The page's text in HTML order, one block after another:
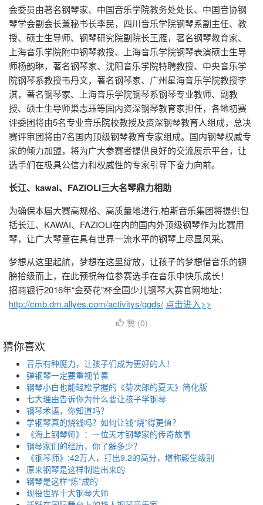
会委员由著名钢琴家、中国音乐学院教务处处长、中国音协钢
琴学会副会长兼秘书长李民，四川音乐学院钢琴系副主任、教
授、硕士生导师、钢琴研究院副院长王雁，著名钢琴教育家、
上海音乐学院附中钢琴教授、上海音乐学院钢琴表演硕士生导
师杨韵琳，著名钢琴家、沈阳音乐学院特聘教授、中央音乐学
院钢琴系教授韦丹文，著名钢琴家、广州星海音乐学院教授李
淇，著名钢琴家、上海音乐学院钢琴系钢琴专业教师、副教
授、硕士生导师巢志珏等国内资深钢琴教育家担任，各地初赛
评委团将由5名专业音乐院校教授及资深钢琴教育人组成，总决
赛评审团将由7名国内顶级钢琴教育专家组成。国内钢琴权威专
家的倾力加盟，将为广大参赛者提供良好的交流展示平台，让
选手们在极具公信力和权威性的专家引导下奋力向前。
长江、kawai、FAZIOLI三大名琴鼎力相助
为确保本届大赛高规格、高质量地进行,柏斯音乐集团将提供包
括长江、KAWAI、FAZIOLI在内的国内外顶级钢琴作为比赛用
琴，让广大琴童在具有世界一流水平的钢琴上尽显风采。
梦想从这里起航，梦想在这里绽放，让孩子的梦想借音乐的翅
膀拾级而上，在此预祝每位参赛选手在音乐中快乐成长！
招商银行2016年“金葵花”杯全国少儿钢琴大赛官网地址：
http://cmb.dm.allyes.com/activitys/gqds/ 点击进入>>
赞 (0)
猜你喜欢
音乐有种魔力，让孩子们成为更好的人！
弹钢琴一定要重视节奏
钢琴小白也能轻松掌握的《菊次郎的夏天》简化版
七大理由告诉你为什么要让孩子学钢琴
钢琴术语，你知道吗？
学钢琴真的烧钱吗？如何让钱“烧”得更值？
《海上钢琴师》：一位天才钢琴家的传奇故事
钢琴家们的经历，你了解多少？
《钢琴师》:42万人，打出9.2的高分，堪称殿堂级别
原来钢琴是这样制造出来的
钢琴是这样“炼”成的
现役世界十大钢琴大师